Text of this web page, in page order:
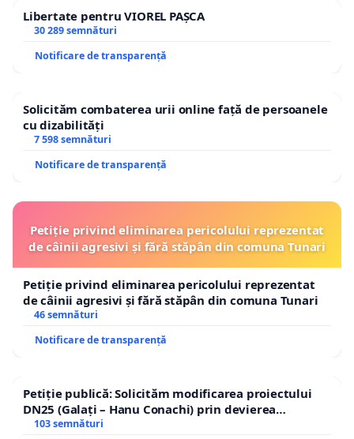
Libertate pentru VIOREL PAȘCA
30 289 semnături
Notificare de transparență
Solicităm combaterea urii online față de persoanele
cu dizabilități
7 598 semnături
Notificare de transparență
Petiție privind eliminarea pericolului reprezentat
de câinii agresivi și fără stăpân din comuna Tunari
Petiție privind eliminarea pericolului reprezentat
de câinii agresivi și fără stăpân din comuna Tunari
46 semnături
Notificare de transparență
Petiție publică: Solicităm modificarea proiectului
DN25 (Galați – Hanu Conachi) prin devierea
traseului în afara localităților!
103 semnături